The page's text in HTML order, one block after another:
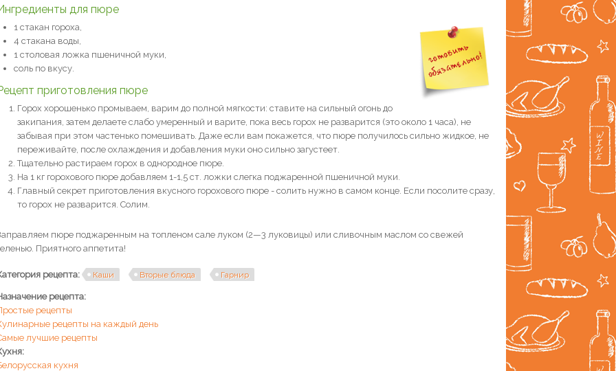
для пюре
1 стакан гороха,
4 стакана воды,
1 столовая ложка пшеничной муки,
соль по вкусу.
приготовления пюре
Горох хорошенько промываем, варим до полной мягкости: ставите на сильный огонь до
закипания, затем делаете слабо умеренный и варите, пока весь горох не разварится (это около 1 часа), не
забывая при этом частенько помешивать. Даже если вам покажется, что пюре получилось сильно жидкое, не
переживайте, после охлаждения и добавления муки оно сильно загустеет.
Тщательно растираем горох в однородное пюре.
На 1 кг горохового пюре добавляем 1-1,5 ст. ложки слегка поджаренной пшеничной муки.
Главный секрет приготовления вкусного горохового пюре - солить нужно в самом конце. Если посолите сразу,
то горох не разварится. Солим.
пюре поджаренным на топленом сале луком (2—3 луковицы) или сливочным маслом со свежей
Приятного аппетита!
рецепта: Каши Вторые блюда Гарнир
рецепта:
рецепты
рецепты на каждый день
лучшие рецепты
кухня